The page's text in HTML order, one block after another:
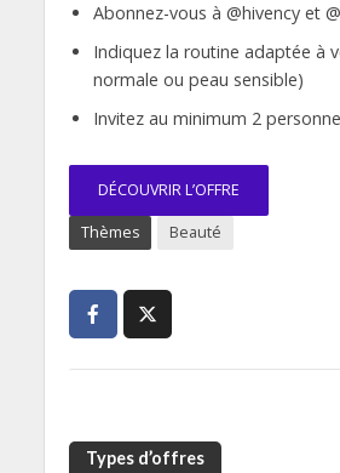
Abonnez-vous à @hivency et
Indiquez la routine adaptée à
normale ou peau sensible)
Invitez au minimum 2
DÉCOUVRIR L’OFFRE
Thèmes Beauté
Types d’offres